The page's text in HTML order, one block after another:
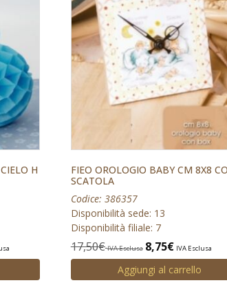
H
FIEO OROLOGIO BABY CM 8X8
SCATOLA
Codice: 386357
Disponibilità sede: 13
Disponibilità filiale: 7
17,50€ IVA Esclusa 8,75€ IVA Esclusa
Aggiungi al carrello